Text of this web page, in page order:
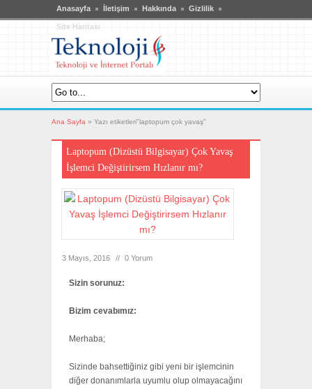
Anasayfa İletişim Hakkında Gizlilik
Site Haritası
Ana Sayfa » Yazı etiketleri"laptopum çok yavaş"
Laptopum (Dizüstü Bilgisayar) Çok Yavaş
İşlemci Değiştirirsem Hızlanır mı?
3 Mayıs, 2016 // 0 Yorum
Sizin sorunuz:
Bizim cevabımız:
Merhaba;
Sizinde bahsettiğiniz gibi yeni bir işlemcinin
diğer donanımlarla uyumlu olup olmayacağını